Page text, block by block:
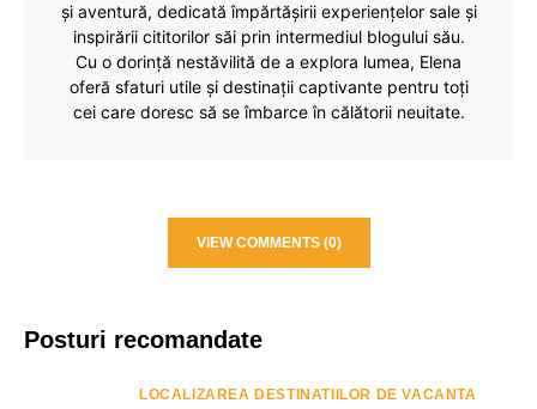
și aventură, dedicată împărtășirii experiențelor sale și
inspirării cititorilor săi prin intermediul blogului său.
Cu o dorință nestăvilită de a explora lumea, Elena
oferă sfaturi utile și destinații captivante pentru toți
cei care doresc să se îmbarce în călătorii neuitate.
VIEW COMMENTS (0)
Posturi recomandate
LOCALIZAREA DESTINATIILOR DE VACANTA